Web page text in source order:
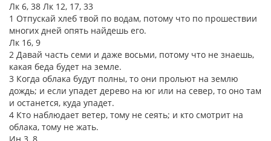
Лк 6, 38 Лк 12, 17, 33
1 Отпускай хлеб твой по водам, потому что по прошествии
многих дней опять найдешь его.
Лк 16, 9
2 Давай часть семи и даже восьми, потому что не знаешь,
какая беда будет на земле.
3 Когда облака будут полны, то они прольют на землю
дождь; и если упадет дерево на юг или на север, то оно там
и останется, куда упадет.
4 Кто наблюдает ветер, тому не сеять; и кто смотрит на
облака, тому не жать.